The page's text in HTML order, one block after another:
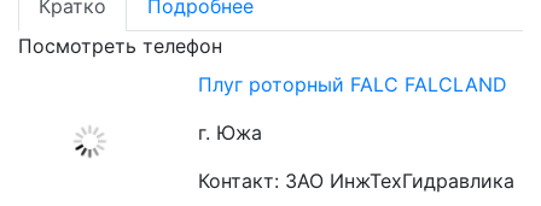
Кратко
Подробнее
Посмотреть телефон
Плуг роторный FALC FALCLAND
г. Южа
Контакт: ЗАО ИнжТехГидравлика